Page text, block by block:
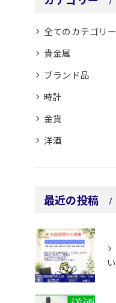
全てのカテゴリー
貴金属
ブランド品
時計
金貨
洋酒
最近の投稿